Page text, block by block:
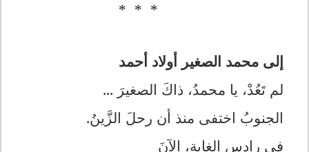
* * *
إلى محمد الصغير أولاد أحمد
لم تَعُدْ، يا محمدُ، ذاكَ الصغيرَ ...
الجنوبُ اختفى منذ أن رحلَ الزَّينُ.
في رادِسِ الغابةِ، الآنَ